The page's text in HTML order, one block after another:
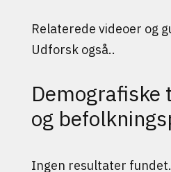
Relaterede videoer og
Udforsk også..
Demografiske
og
Ingen resultater